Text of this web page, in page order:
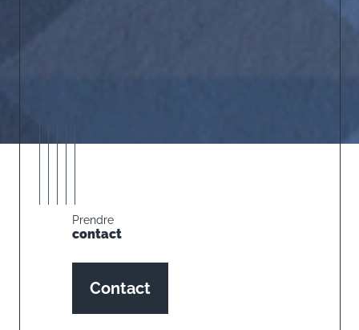
Prendre
contact
Contact